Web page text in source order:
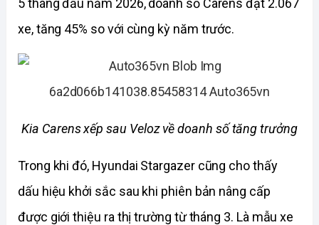
5 tháng đầu năm 2026, doanh số Carens đạt 2.067
xe, tăng 45% so với cùng kỳ năm trước.
Kia Carens xếp sau Veloz về doanh số tăng trưởng
Trong khi đó, Hyundai Stargazer cũng cho thấy
dấu hiệu khởi sắc sau khi phiên bản nâng cấp
được giới thiệu ra thị trường từ tháng 3. Là mẫu xe